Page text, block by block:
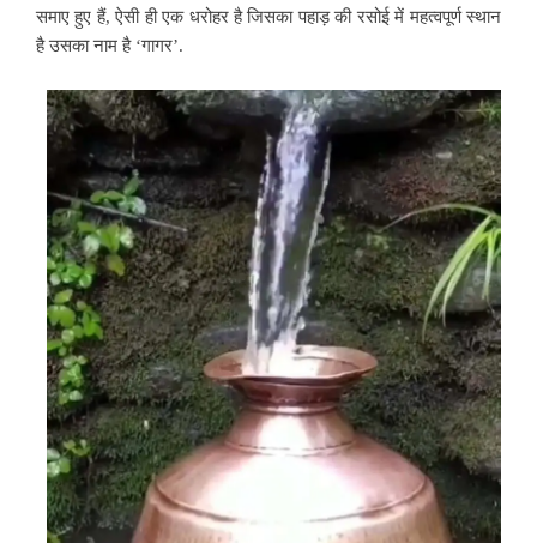
समाए हुए हैं, ऐसी ही एक धरोहर है जिसका पहाड़ की रसोई में महत्वपूर्ण स्थान
है उसका नाम है ‘गागर’.